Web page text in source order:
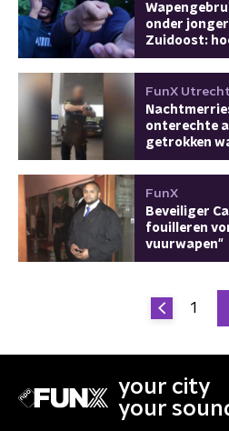
onder
Zuidoost:
FunX Utrecht
onterechte
getrokken
FunX
Beveiliger
fouilleren
vuurwapen"
1
your city
your